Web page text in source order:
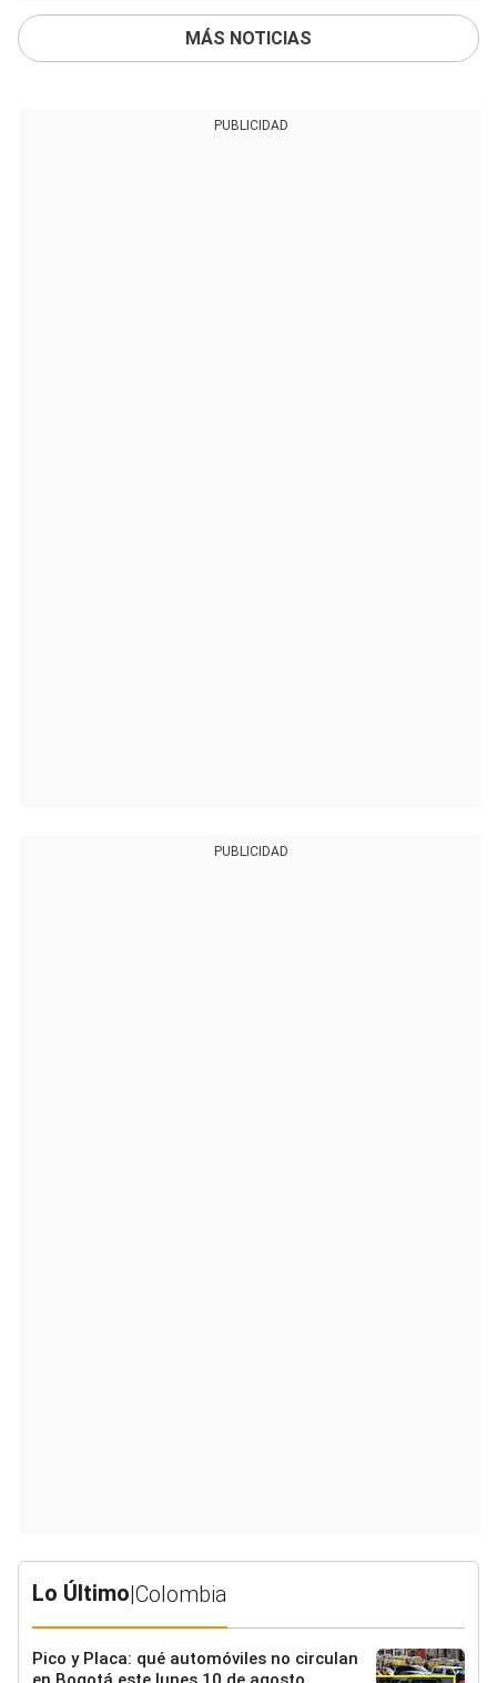
MÁS NOTICIAS
PUBLICIDAD
PUBLICIDAD
Lo Último Colombia
Pico y Placa: qué automóviles no circulan